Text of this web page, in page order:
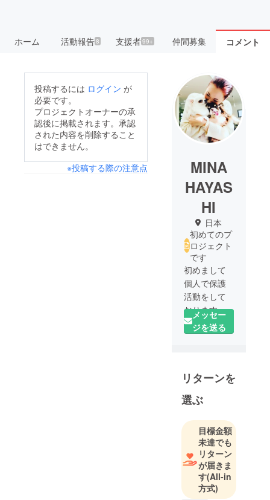
ホーム 活動報告8 支援者99+ 仲間募集 コメント
投稿するには ログイン が
必要です。
プロジェクトオーナーの承
認後に掲載されます。承認
された内容を削除すること
はできません。
※投稿する際の注意点
MINA
HAYAS
HI
日本
初めてのプ
ロジェクト
です
初めまして
個人で保護
活動をして
おります
今までも迷
い犬の飼い
の里親探
の保護
個人的にお
こなってき
ました。
今回は個人
の力の限界
を感じてク
メッセー
ジを送る
リターンを
選ぶ
目標金額
未達でも
リターン
が届きま
す(All-in
方式)